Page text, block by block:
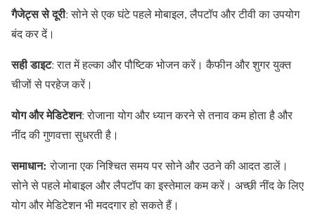
गैजेट्स से दूरी: सोने से एक घंटे पहले मोबाइल, लैपटॉप और टीवी का उपयोग
बंद कर दें।
सही डाइट: रात में हल्का और पौष्टिक भोजन करें। कैफीन और शुगर युक्त
चीजों से परहेज करें।
योग और मेडिटेशन: रोजाना योग और ध्यान करने से तनाव कम होता है और
नींद की गुणवत्ता सुधरती है।
समाधान: रोजाना एक निश्चित समय पर सोने और उठने की आदत डालें।
सोने से पहले मोबाइल और लैपटॉप का इस्तेमाल कम करें। अच्छी नींद के लिए
योग और मेडिटेशन भी मददगार हो सकते हैं।